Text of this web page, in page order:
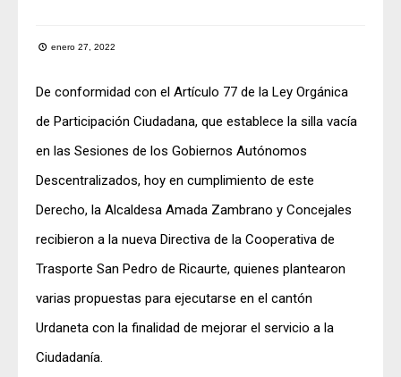
enero 27, 2022
De conformidad con el Artículo 77 de la Ley Orgánica
de Participación Ciudadana, que establece la silla vacía
en las Sesiones de los Gobiernos Autónomos
Descentralizados, hoy en cumplimiento de este
Derecho, la Alcaldesa Amada Zambrano y Concejales
recibieron a la nueva Directiva de la Cooperativa de
Trasporte San Pedro de Ricaurte, quienes plantearon
varias propuestas para ejecutarse en el cantón
Urdaneta con la finalidad de mejorar el servicio a la
Ciudadanía.